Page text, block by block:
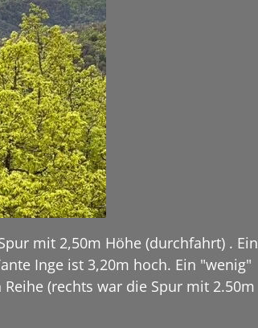
mit 2,50m Höhe (durchfahrt) . Ein
Inge ist 3,20m hoch. Ein "wenig"
(rechts war die Spur mit 2.50m